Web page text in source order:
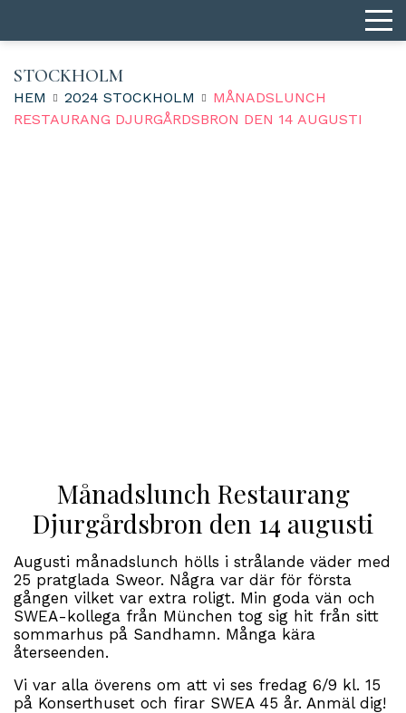
STOCKHOLM
HEM 2024 STOCKHOLM
MÅNADSLUNCH
RESTAURANG DJURGÅRDSBRON DEN 14 AUGUSTI
Månadslunch Restaurang
Djurgårdsbron den 14 augusti
Augusti månadslunch hölls i strålande väder med
25 pratglada Sweor. Några var där för första
gången vilket var extra roligt. Min goda vän och
SWEA-kollega från München tog sig hit från sitt
sommarhus på Sandhamn. Många kära
återseenden.
Vi var alla överens om att vi ses fredag 6/9 kl. 15
på Konserthuset och firar SWEA 45 år. Anmäl dig!